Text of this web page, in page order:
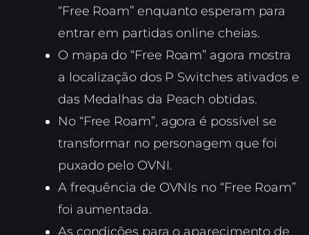
“Free Roam” enquanto esperam para
entrar em partidas online cheias.
O mapa do “Free Roam” agora mostra
a localização dos P Switches ativados e
das Medalhas da Peach obtidas.
No “Free Roam”, agora é possível se
transformar no personagem que foi
puxado pelo OVNI.
A frequência de OVNIs no “Free Roam”
foi aumentada.
As condições para o aparecimento de